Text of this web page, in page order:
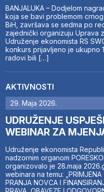
BANJALUKA – Dodjelom
koja se bavi problemom
BiH, završava se sedma po
zajednički organizuju Uprava
Udruženje ekonomista RS
konkurs prijavljeno je ukupno
radovi bili […]
AKTIVNOSTI
29. Maja 2026.
UDRUŽENJE
WEBINAR ZA
Udruženje ekonomista
nadzornim organom
organizovalo je 28.maja
webinara na temu: „PRIMJENA
PRANJA NOVCA I